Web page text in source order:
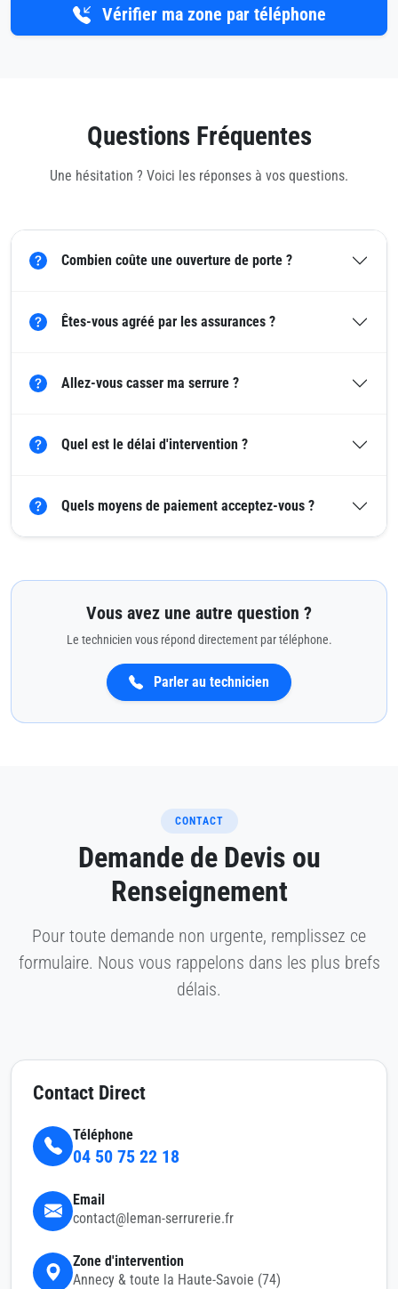
Vérifier ma zone par téléphone
Questions Fréquentes
Une hésitation ? Voici les réponses à vos questions.
Combien coûte une ouverture de porte ?
Êtes-vous agréé par les assurances ?
Allez-vous casser ma serrure ?
Quel est le délai d'intervention ?
Quels moyens de paiement acceptez-vous ?
Vous avez une autre question ?
Le technicien vous répond directement par téléphone.
Parler au technicien
CONTACT
Demande de Devis ou
Renseignement
Pour toute demande non urgente, remplissez ce
formulaire. Nous vous rappelons dans les plus brefs
délais.
Contact Direct
Téléphone
04 50 75 22 18
Email
contact@leman-serrurerie.fr
Zone d'intervention
Annecy & toute la Haute-Savoie (74)